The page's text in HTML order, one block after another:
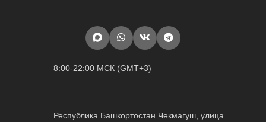
8:00-22:00 МСК (GMT+3)
Республика Башкортостан Чекмагуш, улица